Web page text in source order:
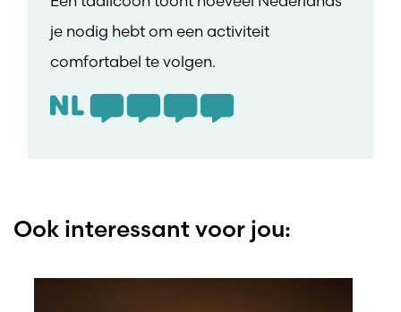
je nodig hebt om een activiteit
comfortabel te volgen.
Ook interessant voor jou: